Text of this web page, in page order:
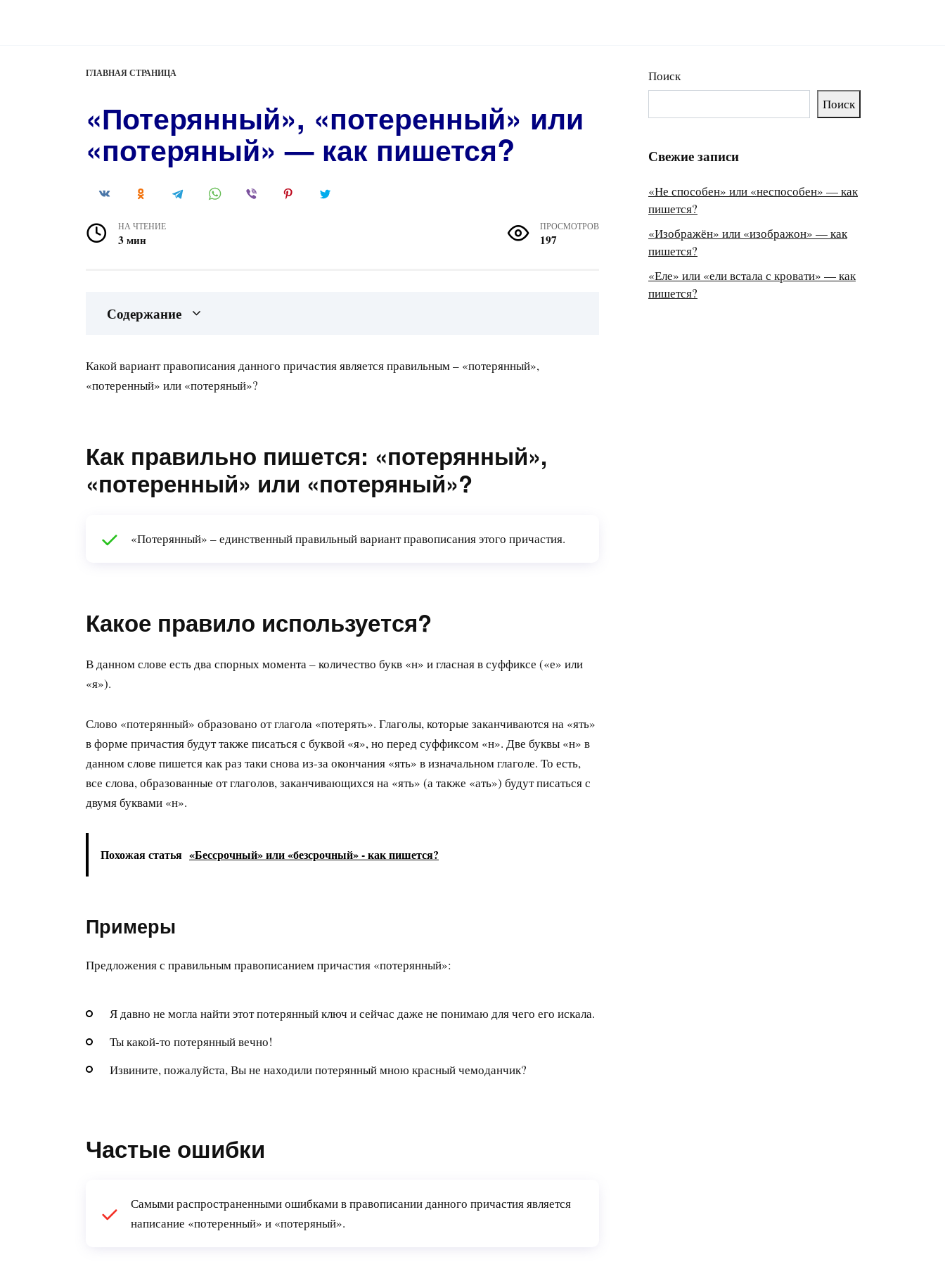
ГЛАВНАЯ СТРАНИЦА
«Потерянный», «потеренный» или
«потеряный» — как пишется?
НА ЧТЕНИЕ
3 мин
ПРОСМОТРОВ
197
Содержание
Какой вариант правописания данного причастия является правильным – «потерянный»,
«потеренный» или «потеряный»?
Как правильно пишется: «потерянный»,
«потеренный» или «потеряный»?
«Потерянный» – единственный правильный вариант правописания этого причастия.
Какое правило используется?
В данном слове есть два спорных момента – количество букв «н» и гласная в суффиксе («е» или
«я»).
Слово «потерянный» образовано от глагола «потерять». Глаголы, которые заканчиваются на «ять»
в форме причастия будут также писаться с буквой «я», но перед суффиксом «н». Две буквы «н» в
данном слове пишется как раз таки снова из-за окончания «ять» в изначальном глаголе. То есть,
все слова, образованные от глаголов, заканчивающихся на «ять» (а также «ать») будут писаться с
двумя буквами «н».
Похожая статья «Бессрочный» или «безсрочный» - как пишется?
Примеры
Предложения с правильным правописанием причастия «потерянный»:
Я давно не могла найти этот потерянный ключ и сейчас даже не понимаю для чего его искала.
Ты какой-то потерянный вечно!
Извините, пожалуйста, Вы не находили потерянный мною красный чемоданчик?
Частые ошибки
Самыми распространенными ошибками в правописании данного причастия является
написание «потеренный» и «потеряный».
Поиск
Поиск
Свежие записи
«Не способен» или «неспособен» — как
пишется?
«Изображён» или «изображон» — как
пишется?
«Еле» или «ели встала с кровати» — как
пишется?